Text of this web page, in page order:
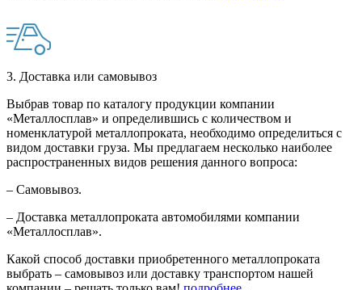
3. Доставка или самовывоз
Выбрав товар по каталогу продукции компании
«Металлосплав» и определившись с количеством и
номенклатурой металлопроката, необходимо определиться с
видом доставки груза. Мы предлагаем несколько наиболее
распространенных видов решения данного вопроса:
– Самовывоз.
– Доставка металлопроката автомобилями компании
«Металлосплав».
Какой способ доставки приобретенного металлопроката
выбрать – самовывоз или доставку транспортом нашей